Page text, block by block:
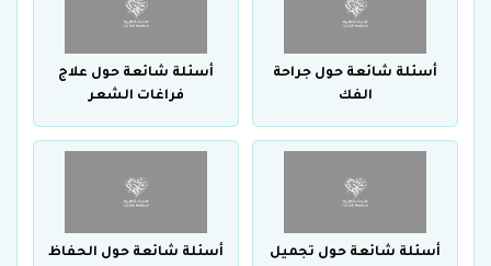
أسئلة شائعة حول جراحة
الفك
أسئلة شائعة حول علاج
فراغات الشعر
أسئلة شائعة حول تجميل
أسئلة شائعة حول الحفاظ